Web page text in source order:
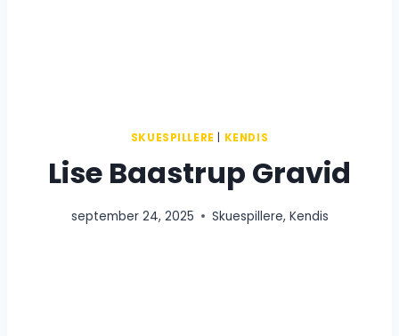
SKUESPILLERE KENDIS
Lise Baastrup Gravid
september 24, 2025 Skuespillere, Kendis